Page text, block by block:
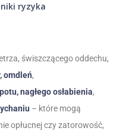
ryzyka
świszczącego oddechu,
omdleń,
nagłego osłabienia,
– które mogą
opłucnej czy zatorowość,